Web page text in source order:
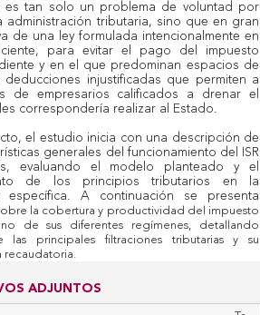
es tan solo un problema de voluntad por
administración tributaria, sino que en gran
de una ley formulada intencionalmente en
para evitar el pago del impuesto
y en el que predominan espacios de
deducciones injustificadas que permiten a
de empresarios calificados a drenar el
correspondería realizar al Estado.
el estudio inicia con una descripción de
generales del funcionamiento del ISR
evaluando el modelo planteado y el
de los principios tributarios en la
específica. A continuación se presenta
la cobertura y productividad del impuesto
de sus diferentes regímenes, detallando
las principales filtraciones tributarias y su
recaudatoria.
ADJUNTOS